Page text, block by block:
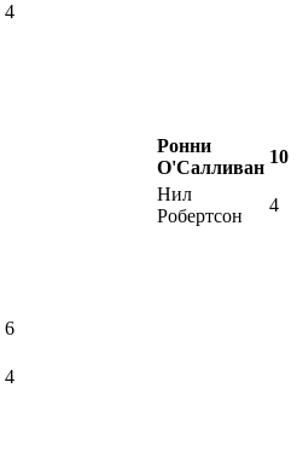
4
Ронни
О'Салливан
10
Нил
Робертсон
4
6
4